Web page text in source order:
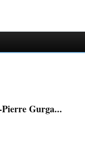
Pierre Gurga...